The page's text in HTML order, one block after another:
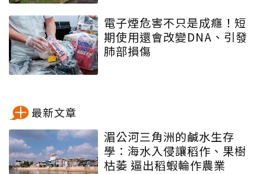
電子煙危害不只是成癮！短
期使用還會改變DNA、引發
肺部損傷
最新文章
湄公河三角洲的鹹水生存
學：海水入侵讓稻作、果樹
枯萎 逼出稻蝦輪作農業